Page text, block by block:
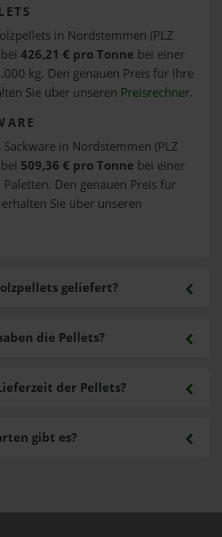
in Nordstemmen (PLZ
426,21 € pro Tonne bei einer
kg. Den genauen Preis für Ihre
Sie über unseren Preisrechner.
in Nordstemmen (PLZ
509,36 € pro Tonne bei einer
Den genauen Preis für
Sie über unseren
geliefert?
gibt es?
die Pellets?
der Pellets?